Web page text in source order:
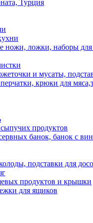
Турция
ножи, ложки, наборы для
и мусаты,
крюки для
продуктов
банок, банок с
подставки для
продуктов и крышки
для ящиков